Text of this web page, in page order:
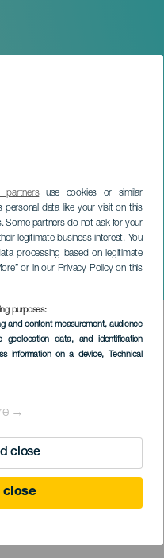
use cookies or similar
data like your visit on this
Some partners do not ask for your
legitimate business interest. You
processing based on legitimate
or in our Privacy Policy on this
purposes:
and content measurement, audience
geolocation data, and identification
information on a device, Technical
→
close
close